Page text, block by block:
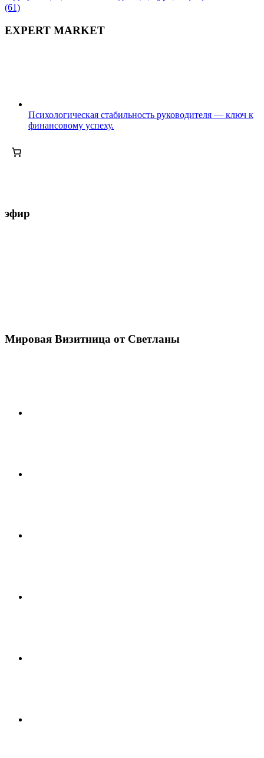
(61)
EXPERT MARKET
Психологическая стабильность руководителя — ключ к
финансовому успеху.
эфир
Мировая Визитница от Светланы